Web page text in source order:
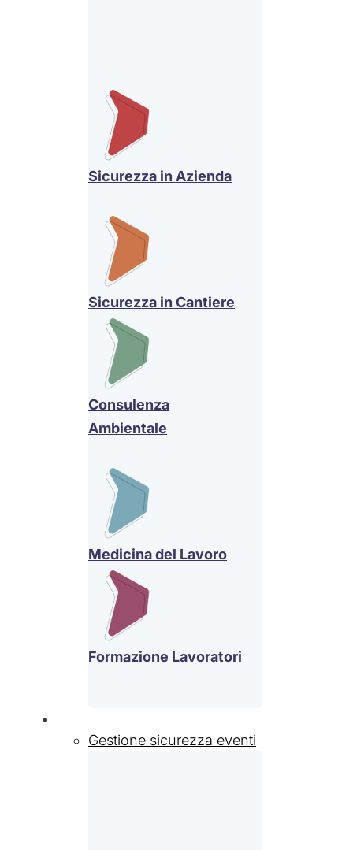
Sicurezza in Azienda
Sicurezza in Cantiere
Consulenza
Ambientale
Medicina del Lavoro
Formazione Lavoratori
Gestione sicurezza eventi